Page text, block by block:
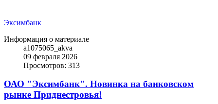
Эксимбанк
Информация о материале
a1075065_akva
09 февраля 2026
Просмотров: 313
ОАО "Эксимбанк". Новинка на банковском
рынке Приднестровья!